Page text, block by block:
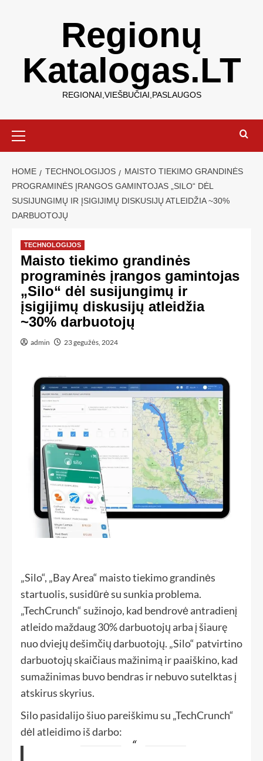
Regionų
Katalogas.LT
REGIONAI,VIEŠBUČIAI,PASLAUGOS
HOME TECHNOLOGIJOS
MAISTO TIEKIMO GRANDINĖS
PROGRAMINĖS ĮRANGOS GAMINTOJAS „SILO“ DĖL
SUSIJUNGIMŲ IR ĮSIGIJIMŲ DISKUSIJŲ ATLEIDŽIA ~30%
DARBUOTOJŲ
TECHNOLOGIJOS
Maisto tiekimo grandinės
programinės įrangos gamintojas
„Silo“ dėl susijungimų ir
įsigijimų diskusijų atleidžia
~30% darbuotojų
admin 23 gegužės, 2024
„Silo“, „Bay Area“ maisto tiekimo grandinės
startuolis, susidūrė su sunkia problema.
„TechCrunch“ sužinojo, kad bendrovė antradienį
atleido maždaug 30% darbuotojų arba į šiaurę
nuo dviejų dešimčių darbuotojų. „Silo“ patvirtino
darbuotojų skaičiaus mažinimą ir paaiškino, kad
sumažinimas buvo bendras ir nebuvo sutelktas į
atskirus skyrius.
Silo pasidalijo šiuo pareiškimu su „TechCrunch“
dėl atleidimo iš darbo: